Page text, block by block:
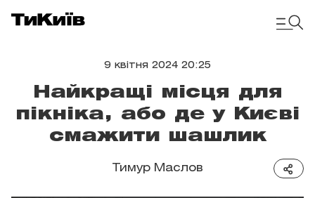
9 квітня 2024 20:25
Найкращі місця для
пікніка, або де у Києві
смажити шашлик
Тимур Маслов